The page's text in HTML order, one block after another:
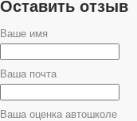
Оставить отзыв
Ваше имя
Ваша почта
Ваша оценка автошколе